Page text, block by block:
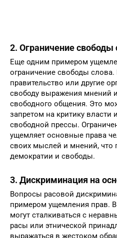
2. Ограничение свободы
Еще одним примером
ограничение свободы слова.
правительство или другие
свободу выражения мнений
свободного общения. Это
запретом на критику власти
свободной прессы.
ущемляет основные права
демократии и свободы.
3. Дискриминация на
Вопросы расовой
примером ущемления прав. В